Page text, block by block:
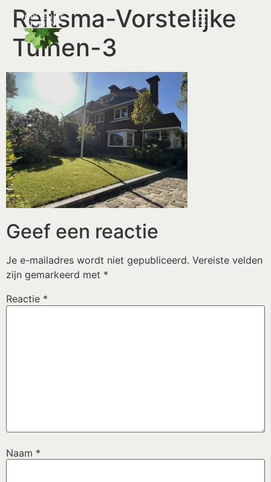
Reitsma-Vorstelijke
Tuinen-3
Geef een reactie
Je e-mailadres wordt niet gepubliceerd. Vereiste velden
zijn gemarkeerd met *
Reactie *
Naam *